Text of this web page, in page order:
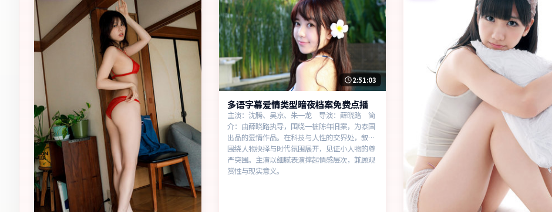
2:51:03
多语字幕爱情类型暗夜档案免费点播
主演：沈腾、吴京、朱一龙 导演：薛晓路 简
介：由薛晓路执导，围绕一桩陈年旧案，为泰国
出品的爱情作品。在科技与人性的交界处，叙事
围绕人物抉择与时代氛围展开，见证小人物的尊
严突围。主演以细腻表演撑起情感层次，兼顾观
赏性与现实意义。